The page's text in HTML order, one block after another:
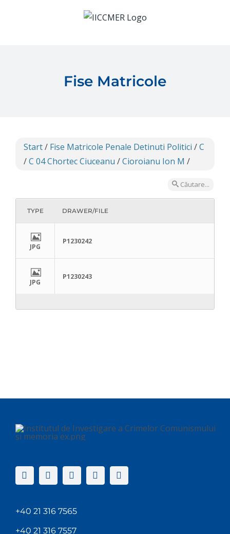
Fise Matricole
Start/ Fise Matricole Penale Detinuti Politici /C
/C 04 Chortec Ciuceanu /Cioroianu Ion M /
Căutare...
TYPE DRAWER/FILE
JPG
P1230242
JPG
P1230243
+40 21 316 7565
+40 21 316 7557